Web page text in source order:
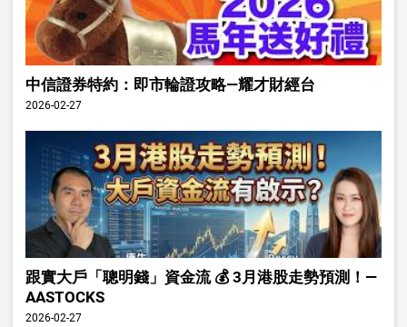
中信證券特約：即市輪證攻略—耀才財經台
2026-02-27
跟實大戶「聰明錢」資金流 💰 3月港股走勢預測！—
AASTOCKS
2026-02-27